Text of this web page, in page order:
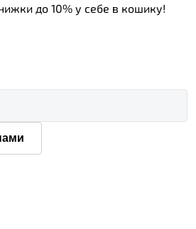
до 10% у себе в кошику!